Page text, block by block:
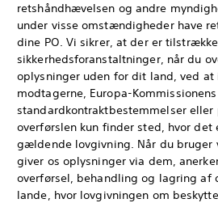
retshåndhævelsen og andre
under visse omstændigheder have
dine PO. Vi sikrer, at der er
sikkerhedsforanstaltninger, når du
oplysninger uden for dit land, ved
modtagerne, Europa-Kommissionens
standardkontraktbestemmelser eller
overførslen kun finder sted, hvor
gældende lovgivning. Når du bruger
giver os oplysninger via dem,
overførsel, behandling og lagring af
lande, hvor lovgivningen om